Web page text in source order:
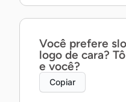
Você prefere
logo de cara?
e você?
Copiar